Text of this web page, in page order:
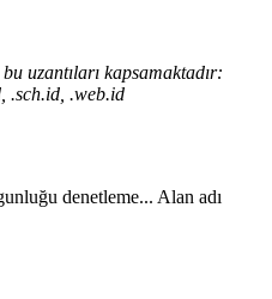
uzantıları kapsamaktadır:
.sch.id, .web.id
denetleme... Alan adı